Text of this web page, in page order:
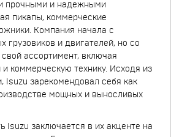
прочными и надежными
пикапы, коммерческие
Компания начала с
грузовиков и двигателей, но со
ассортимент, включая
коммерческую технику. Исходя из
Isuzu зарекомендовал себя как
мощных и выносливых
Isuzu заключается в их акценте на